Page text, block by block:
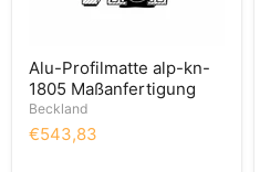
Alu-Profilmatte alp-kn-
1805 Maßanfertigung
Beckland
€543,83